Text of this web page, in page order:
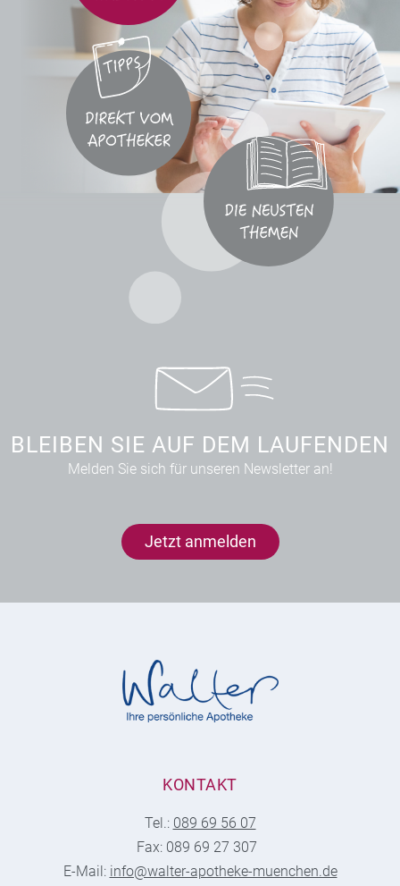
BLEIBEN SIE AUF DEM LAUFENDEN
Melden Sie sich für unseren Newsletter an!
Jetzt anmelden
KONTAKT
Tel.: 089 69 56 07
Fax: 089 69 27 307
E-Mail: info@walter-apotheke-muenchen.de